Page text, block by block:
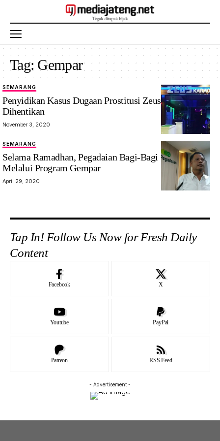
Tag: Gempar
SEMARANG
Penyidikan Kasus Dugaan Prostitusi Zeus Karaoke
Dihentikan
November 3, 2020
SEMARANG
Selama Ramadhan, Pegadaian Bagi-Bagi Cashback
Melalui Program Gempar
April 29, 2020
Tap In! Follow Us Now for Fresh Daily
Content
Facebook X
Youtube PayPal
Patreon RSS Feed
- Advertisement -